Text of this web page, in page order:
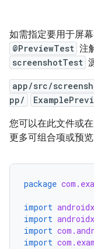
如需指定要用于屏
@PreviewTest 注
screenshotTest
app/src/
pp/
您可以在此文件或
更多可组合项或预
package
import
import
import
import